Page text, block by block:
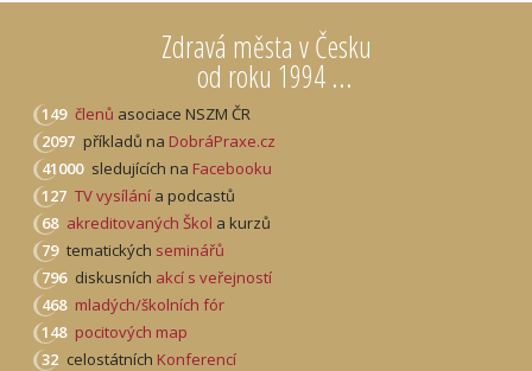
Zdravá města v Česku
od roku 1994 ...
149 členů asociace NSZM ČR
2097 příkladů na DobráPraxe.cz
41000 sledujících na Facebooku
127 TV vysílání a podcastů
68 akreditovaných Škol a kurzů
79 tematických seminářů
796 diskusních akcí s veřejností
468 mladých/školních fór
148 pocitových map
32 celostátních Konferencí